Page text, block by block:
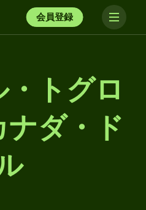
会員登録
トグロ
ナダ・ド